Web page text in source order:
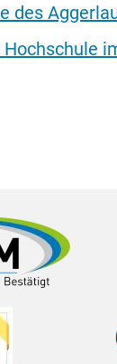
des